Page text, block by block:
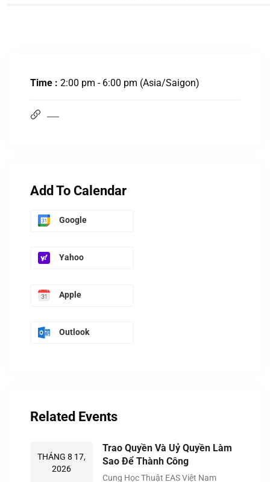
Time : 2:00 pm - 6:00 pm (Asia/Saigon)
Add To Calendar
Google
Yahoo
Apple
Outlook
Related Events
THÁNG 8 17,
2026
Trao Quyền Và Uỷ Quyền Làm
Sao Để Thành Công
Cung Học Thuật EAS Việt Nam